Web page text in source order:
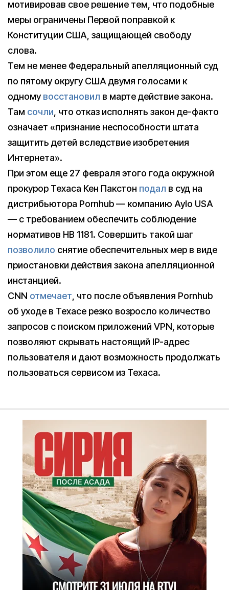
мотивировав свое решение тем, что подобные
меры ограничены Первой поправкой к
Конституции США, защищающей свободу
слова.
Тем не менее Федеральный апелляционный суд
по пятому округу США двумя голосами к
одномувосстановил в марте действие закона.
Там сочли , что отказ исполнять закон де-факто
означает «признание неспособности штата
защитить детей вследствие изобретения
Интернета».
При этом еще 27 февраля этого года окружной
прокурор Техаса Кен Пакстон подал в суд на
дистрибьютора Pornhub — компанию Aylo USA
— с требованием обеспечить соблюдение
нормативов HB 1181. Совершить такой шаг
позволило снятие обеспечительных мер в виде
приостановки действия закона апелляционной
инстанцией.
CNN отмечает , что после объявления Pornhub
об уходе в Техасе резко возросло количество
запросов с поиском приложений VPN, которые
позволяют скрывать настоящий IP-адрес
пользователя и дают возможность продолжать
пользоваться сервисом из Техаса.